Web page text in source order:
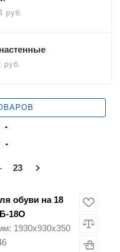
руб.
руб.
23
обуви на 18
18О
1930х930х350